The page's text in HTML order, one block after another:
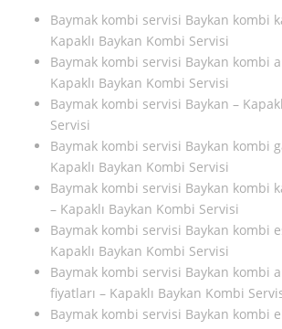
Baymak kombi servisi Baykan kombi
Kapaklı Baykan Kombi Servisi
Baymak kombi servisi Baykan kombi
Kapaklı Baykan Kombi Servisi
Baymak kombi servisi Baykan –
Servisi
Baymak kombi servisi Baykan kombi
Kapaklı Baykan Kombi Servisi
Baymak kombi servisi Baykan kombi
– Kapaklı Baykan Kombi Servisi
Baymak kombi servisi Baykan kombi
Kapaklı Baykan Kombi Servisi
Baymak kombi servisi Baykan kombi
fiyatları – Kapaklı Baykan Kombi
Baymak kombi servisi Baykan kombi